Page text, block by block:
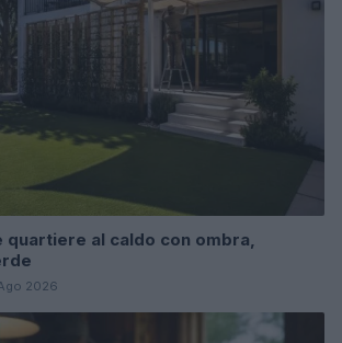
quartiere al caldo con ombra,
2026